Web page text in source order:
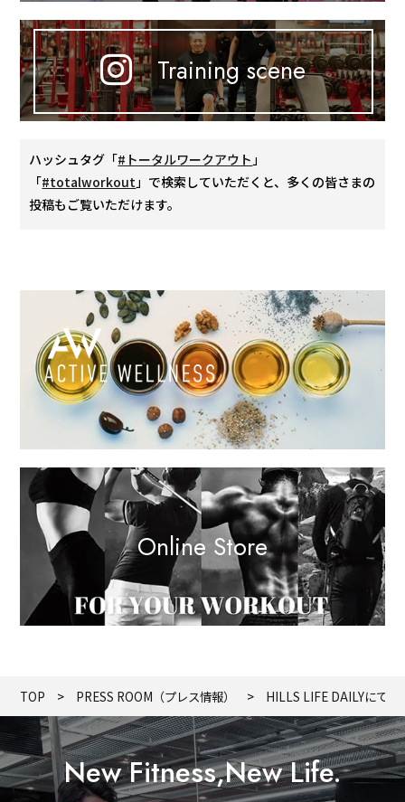
Training scene
ハッシュタグ「#トータルワークアウト」
「#totalworkout」で検索していただくと、多くの皆さまの
投稿もご覧いただけます。
Online Store
TOP PRESS ROOM（プレス情報） HILLS LIFE DAILYにて
New Fitness,New Life.